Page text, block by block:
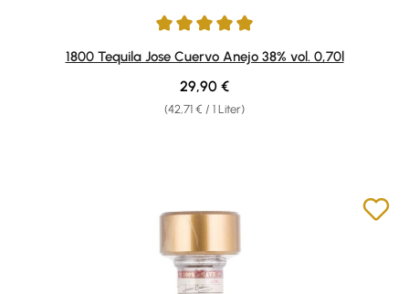
Durchschnittliche Bewertung von 4.89 von 5 Sternen
1800 Tequila Jose Cuervo Anejo 38% vol. 0,70l
(42,71 € / 1 Liter)
Regulärer Preis:
29,90 €